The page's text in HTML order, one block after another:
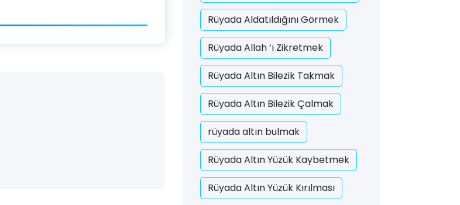
Rüyada Aldatıldığını Görmek
Rüyada Allah ’ı Zikretmek
Rüyada Altın Bilezik Takmak
Rüyada Altın Bilezik Çalmak
rüyada altın bulmak
Rüyada Altın Yüzük Kaybetmek
Rüyada Altın Yüzük Kırılması